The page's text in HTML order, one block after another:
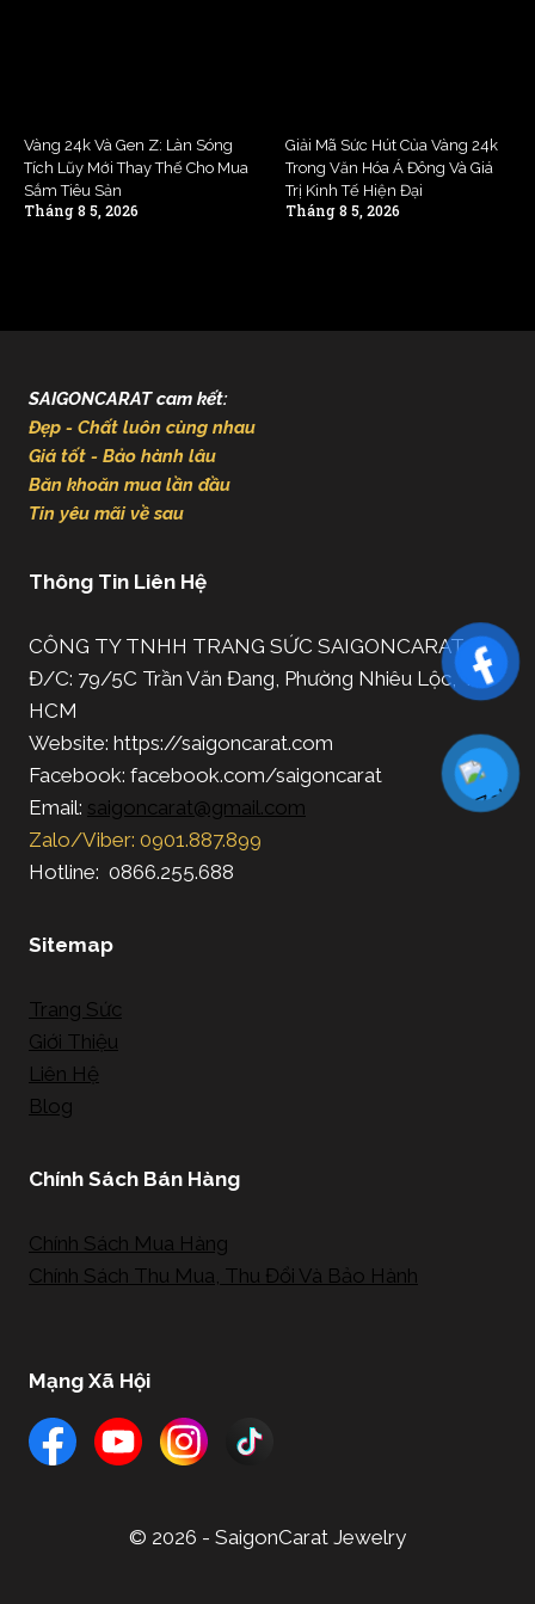
Vàng 24k Và Gen Z: Làn Sóng
Tích Lũy Mới Thay Thế Cho Mua
Sắm Tiêu Sản
Tháng 8 5, 2026
Giải Mã Sức Hút Của Vàng 24k
Trong Văn Hóa Á Đông Và Giá
Trị Kinh Tế Hiện Đại
Tháng 8 5, 2026
SAIGONCARAT cam kết:
Đẹp - Chất luôn cùng nhau
Giá tốt - Bảo hành lâu
Băn khoăn mua lần đầu
Tin yêu mãi về sau
Thông Tin Liên Hệ
CÔNG TY TNHH TRANG SỨC SAIGONCARAT
Đ/C: 79/5C Trần Văn Đang, Phường Nhiêu Lộc, TP.
HCM
Website: https://saigoncarat.com
Facebook: facebook.com/saigoncarat
Email: saigoncarat@gmail.com
Zalo/Viber: 0901.887.899
Hotline: 0866.255.688
Sitemap
Trang Sức
Giới Thiệu
Liên Hệ
Blog
Chính Sách Bán Hàng
Chính Sách Mua Hàng
Chính Sách Thu Mua, Thu Đổi Và Bảo Hành
Mạng Xã Hội
© 2026 - SaigonCarat Jewelry